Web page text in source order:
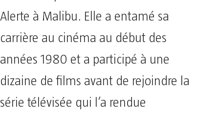
Alerte à Malibu. Elle a entamé sa
carrière au cinéma au début des
années 1980 et a participé à une
dizaine de films avant de rejoindre la
série télévisée qui l’a rendue